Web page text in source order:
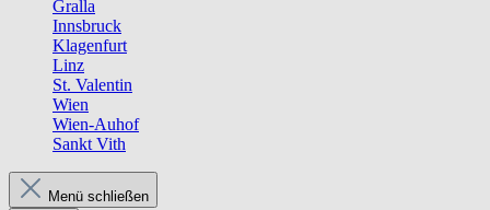
Gralla
Innsbruck
Klagenfurt
Linz
St. Valentin
Wien
Wien-Auhof
Sankt Vith
Menü schließen